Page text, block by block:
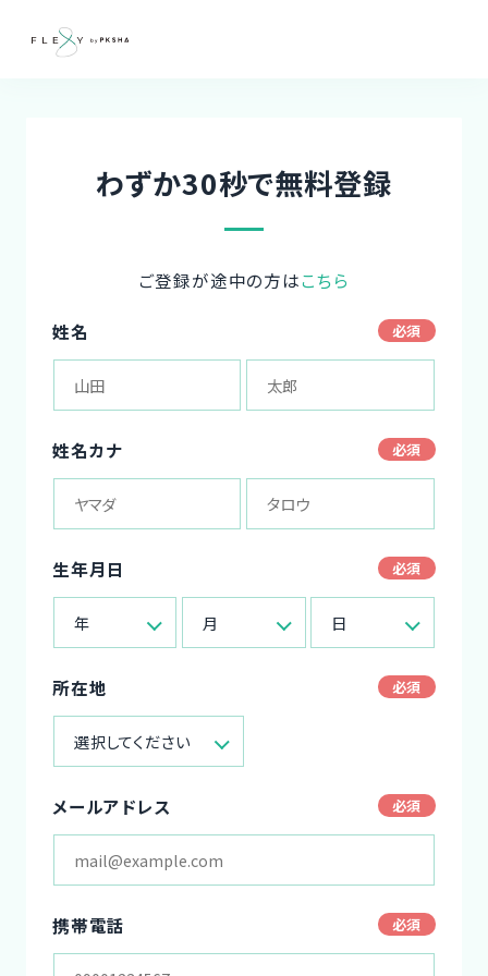
わずか30秒で無料登録
ご登録が途中の方はこちら
姓名
姓名カナ
生年月日
年 月 日
所在地
選択してください
メールアドレス
携帯電話